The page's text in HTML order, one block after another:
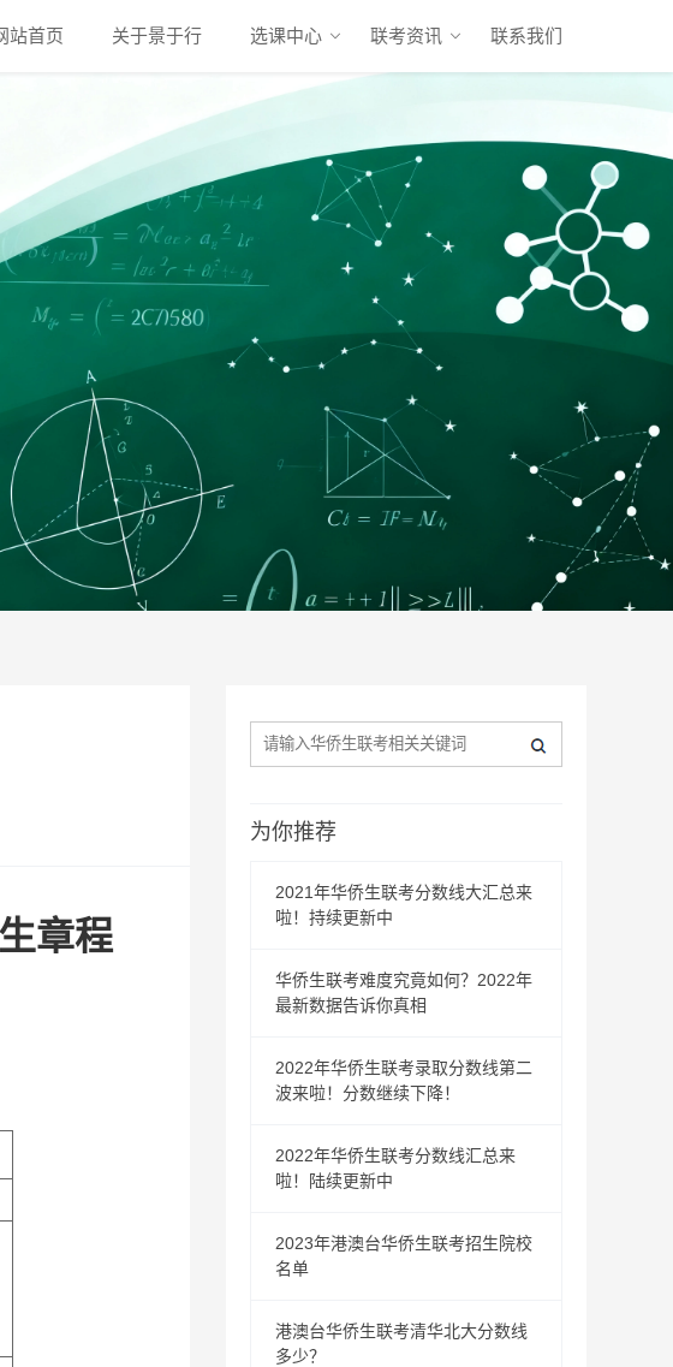
站首页 关于景于行 选课中心 联考资讯 联系我们
章程
为你推荐
2021年华侨生联考分数线大汇总来
啦！持续更新中
华侨生联考难度究竟如何？2022年
最新数据告诉你真相
2022年华侨生联考录取分数线第二
波来啦！分数继续下降！
2022年华侨生联考分数线汇总来
啦！陆续更新中
2023年港澳台华侨生联考招生院校
名单
港澳台华侨生联考清华北大分数线
多少？